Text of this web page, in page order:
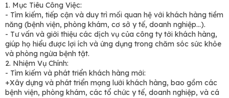
1. Mục Tiêu Công Việc:
- Tìm kiếm, tiếp cận và duy trì mối quan hệ với khách hàng tiềm
năng (bệnh viện, phòng khám, cơ sở y tế, doanh nghiệp…).
- Tư vấn và giới thiệu các dịch vụ của công ty tới khách hàng,
giúp họ hiểu được lợi ích và ứng dụng trong chăm sóc sức khỏe
và phòng ngừa bệnh tật.
2. Nhiệm Vụ Chính:
- Tìm kiếm và phát triển khách hàng mới:
+Xây dựng và phát triển mạng lưới khách hàng, bao gồm các
bệnh viện, phòng khám, các tổ chức y tế, doanh nghiệp, và cá